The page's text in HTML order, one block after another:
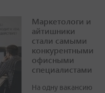
Маркетологи и
айтишники
стали самыми
конкурентными
офисными
специалистами
На одну вакансию